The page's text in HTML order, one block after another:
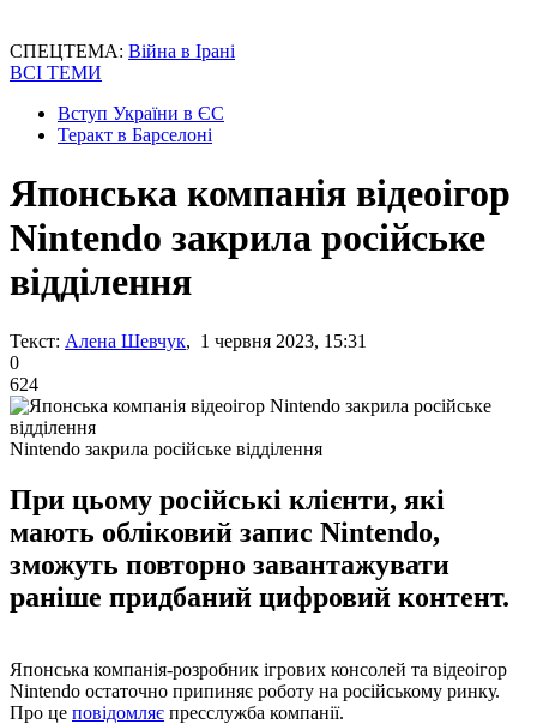
СПЕЦТЕМА: Війна в Ірані
ВСІ ТЕМИ
Вступ України в ЄС
Теракт в Барселоні
Японська компанія відеоігор
Nintendo закрила російське
відділення
Текст: Алена Шевчук, 1 червня 2023, 15:31
0
624
Nintendo закрила російське відділення
При цьому російські клієнти, які
мають обліковий запис Nintendo,
зможуть повторно завантажувати
раніше придбаний цифровий контент.
Японська компанія-розробник ігрових консолей та відеоігор
Nintendo остаточно припиняє роботу на російському ринку.
Про це повідомляє пресслужба компанії.